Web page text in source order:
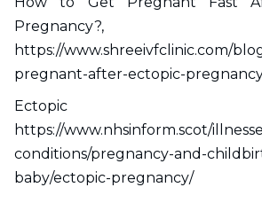
Pregnancy?,
https://www.shreeivfclinic.com/
pregnant-after-ectopic-
Ectopic
https://www.nhsinform.scot/
conditions/pregnancy-and-
baby/ectopic-pregnancy/